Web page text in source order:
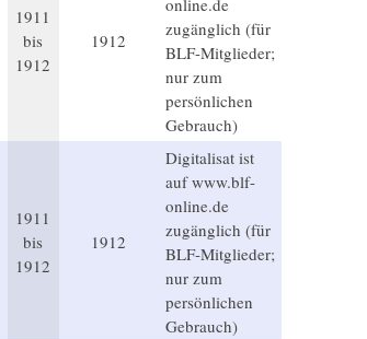
1911
bis
1912
1912
online.de
zugänglich (für
BLF-Mitglieder;
nur zum
persönlichen
Gebrauch)
1911
bis
1912
1912
Digitalisat ist
auf www.blf-
online.de
zugänglich (für
BLF-Mitglieder;
nur zum
persönlichen
Gebrauch)